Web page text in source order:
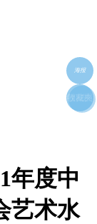
年度中
艺术水
海报
好友
朋友圈
收藏夹